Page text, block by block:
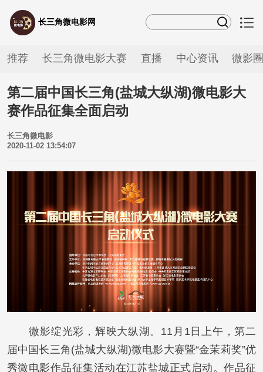
长三角微电影网
推荐 长三角微电影大赛 直播 中心资讯 微影
第二届中国长三角(盐城大纵湖)微电影大
赛作品征集全面启动
长三角微电影
2020-11-02 13:54:07
微影绽光彩，辉映大纵湖。11月1日上午，第二
届中国长三角(盐城大纵湖)微电影大赛暨“金茉莉奖”优
秀微电影作品征集活动在江苏盐城正式启动。作品征